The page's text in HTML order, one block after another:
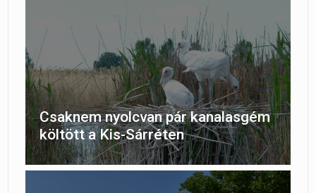
Csaknem nyolcvan pár kanalasgém
költött a Kis-Sárréten